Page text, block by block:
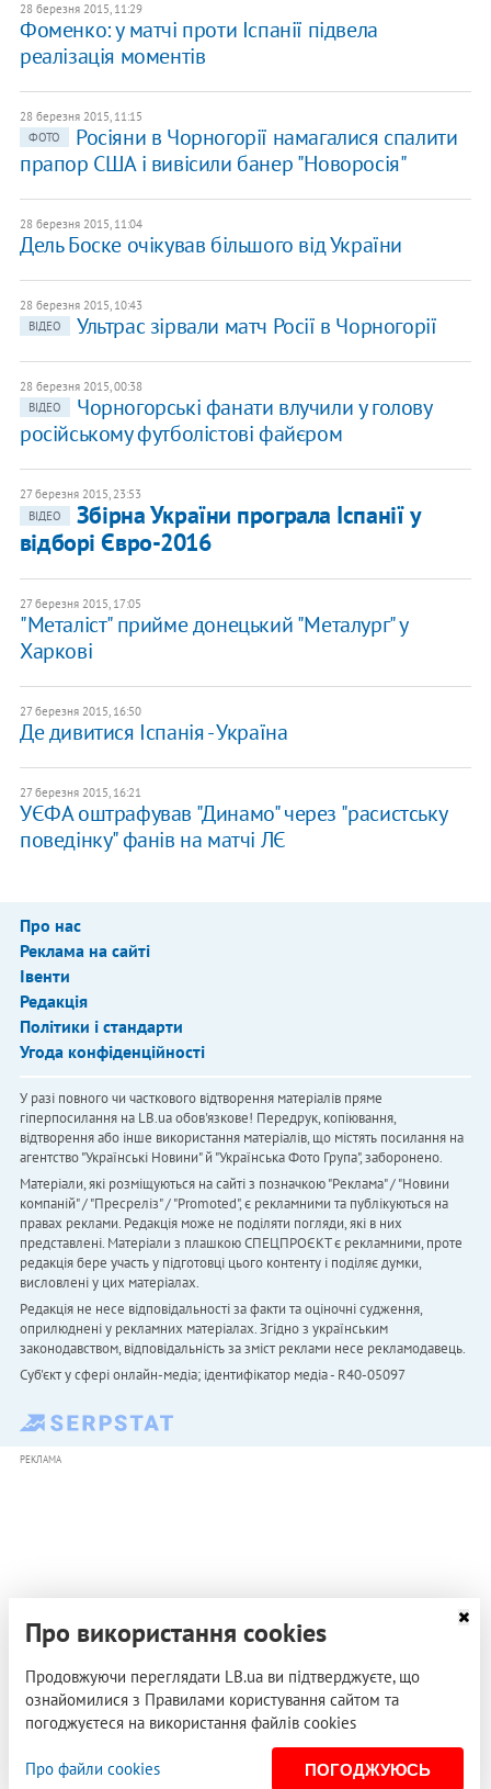
28 березня 2015, 11:29
Фоменко: у матчі проти Іспанії підвела
реалізація моментів
28 березня 2015, 11:15
ФОТО
Росіяни в Чорногорії намагалися спалити
прапор США і вивісили банер "Новоросія"
28 березня 2015, 11:04
Дель Боске очікував більшого від України
28 березня 2015, 10:43
ВІДЕО
Ультрас зірвали матч Росії в Чорногорії
28 березня 2015, 00:38
ВІДЕО
Чорногорські фанати влучили у голову
російському футболістові файєром
27 березня 2015, 23:53
ВІДЕО
Збірна України програла Іспанії у
відборі Євро-2016
27 березня 2015, 17:05
"Металіст" прийме донецький "Металург" у
Харкові
27 березня 2015, 16:50
Де дивитися Іспанія - Україна
27 березня 2015, 16:21
УЄФА оштрафував "Динамо" через "расистську
поведінку" фанів на матчі ЛЄ
Про нас
Реклама на сайті
Івенти
Редакція
Політики і стандарти
Угода конфіденційності
У разі повного чи часткового відтворення матеріалів пряме
гіперпосилання на LB.ua обов'язкове! Передрук, копіювання,
відтворення або інше використання матеріалів, що містять посилання на
агентство "Українськi Новини" й "Українська Фото Група", заборонено.
Матеріали, які розміщуються на сайті з позначкою "Реклама" / "Новини
компаній" / "Пресреліз" / "Promoted", є рекламними та публікуються на
правах реклами. Редакція може не поділяти погляди, які в них
представлені. Матеріали з плашкою СПЕЦПРОЄКТ є рекламними, проте
редакція бере участь у підготовці цього контенту і поділяє думки,
висловлені у цих матеріалах.
Редакція не несе відповідальності за факти та оціночні судження,
оприлюднені у рекламних матеріалах. Згідно з українським
законодавством, відповідальність за зміст реклами несе рекламодавець.
Cуб'єкт у сфері онлайн-медіа; ідентифікатор медіа - R40-05097
РЕКЛАМА
Про використання cookies
Продовжуючи переглядати LB.ua ви підтверджуєте, що
ознайомилися з Правилами користування сайтом та
погоджуєтеся на використання файлів cookies
Про файли cookies ПОГОДЖУЮСЬ